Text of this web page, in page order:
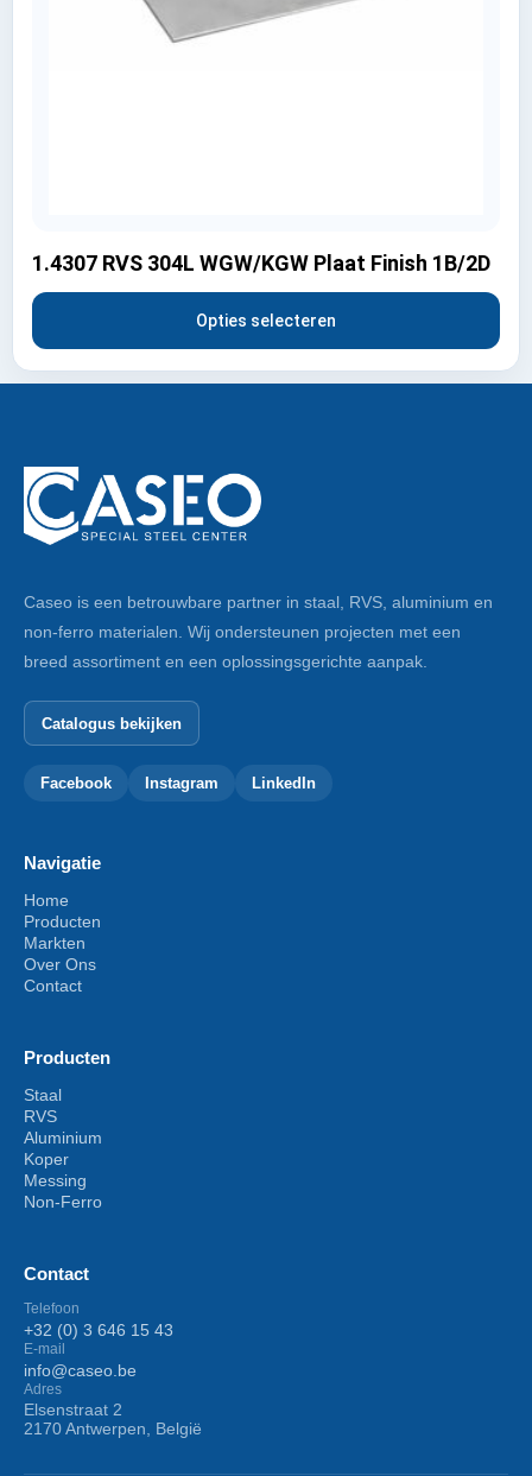
1.4307 RVS 304L WGW/KGW Plaat Finish 1B/2D
Opties selecteren
Caseo is een betrouwbare partner in staal, RVS, aluminium en
non-ferro materialen. Wij ondersteunen projecten met een
breed assortiment en een oplossingsgerichte aanpak.
Catalogus bekijken
Facebook Instagram LinkedIn
Navigatie
Home
Producten
Markten
Over Ons
Contact
Producten
Staal
RVS
Aluminium
Koper
Messing
Non-Ferro
Contact
Telefoon
+32 (0) 3 646 15 43
E-mail
info@caseo.be
Adres
Elsenstraat 2
2170 Antwerpen, België